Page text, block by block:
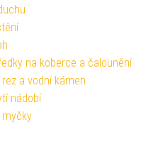
na koberce a čalounění
a vodní kámen
nádobí
myčky